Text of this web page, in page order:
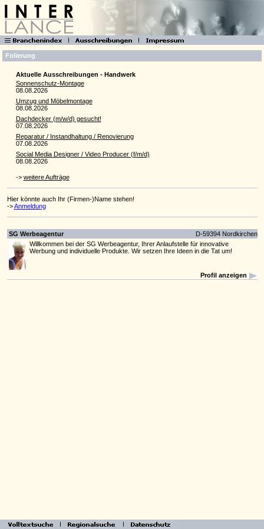
Folierung
Aktuelle Ausschreibungen - Handwerk
Sonnenschutz-Montage
08.08.2026
Umzug und Möbelmontage
08.08.2026
Dachdecker (m/w/d) gesucht!
07.08.2026
Reparatur / Instandhaltung / Renovierung
07.08.2026
Social Media Designer / Video Producer (f/m/d)
08.08.2026
-> weitere Aufträge
Hier könnte auch Ihr (Firmen-)Name stehen!
->Anmeldung
SG Werbeagentur
D-59394 Nordkirchen
Willkommen bei der SG Werbeagentur, Ihrer Anlaufstelle für innovative
Werbung und individuelle Produkte. Wir setzen Ihre Ideen in die Tat um!
Profil anzeigen